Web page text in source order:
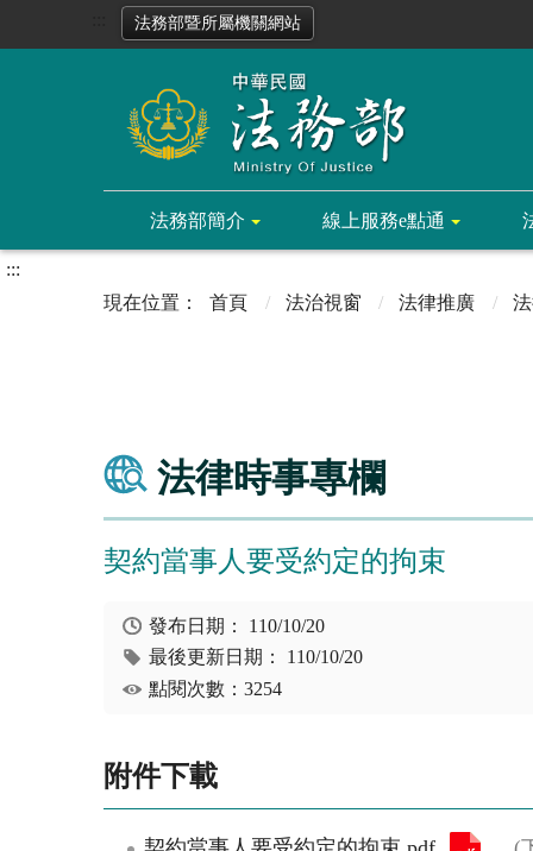
法務部暨所屬機關網站
法務部簡介 線上服務e點通
:::
首頁
法治視窗 法律推廣
法律時事專欄
契約當事人要受約定的拘束
發布日期： 110/10/20
最後更新日期： 110/10/20
點閱次數：3254
附件下載